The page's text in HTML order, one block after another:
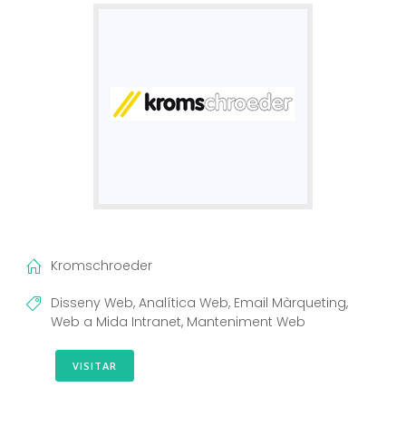
Kromschroeder
Disseny Web, Analítica Web, Email Màrqueting,
Web a Mida Intranet, Manteniment Web
VISITAR